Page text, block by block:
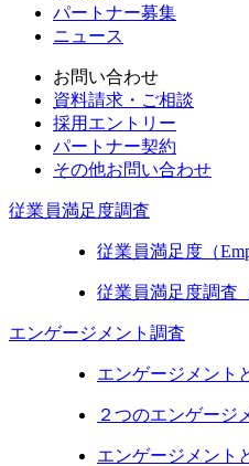
パートナー募集
ニュース
お問い合わせ
資料請求・ご相談
採用エントリー
パートナー契約
その他お問い合わせ
従業員満足度調査
従業員満足度（
従業員満足度調査
エンゲージメント調査
エンゲージメント
２つのエンゲージ
エンゲージメント